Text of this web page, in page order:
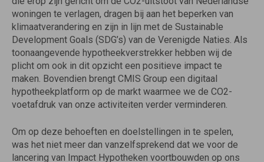
woningen te verlagen, dragen bij aan het beperken van
klimaatverandering en zijn in lijn met de Sustainable
Development Goals (SDG’s) van de Verenigde Naties. Als
toonaangevende hypotheekverstrekker hebben wij de
plicht om ook in dit opzicht een positieve impact te
maken. Bovendien brengt CMIS Group een digitaal
hypotheekplatform op de markt waarmee we de CO2-
voetafdruk van onze activiteiten verder verminderen.
Om op deze behoeften en doelstellingen in te spelen,
was het niet meer dan vanzelfsprekend dat we voor de
lancering van Impact Hypotheken voortbouwden op ons